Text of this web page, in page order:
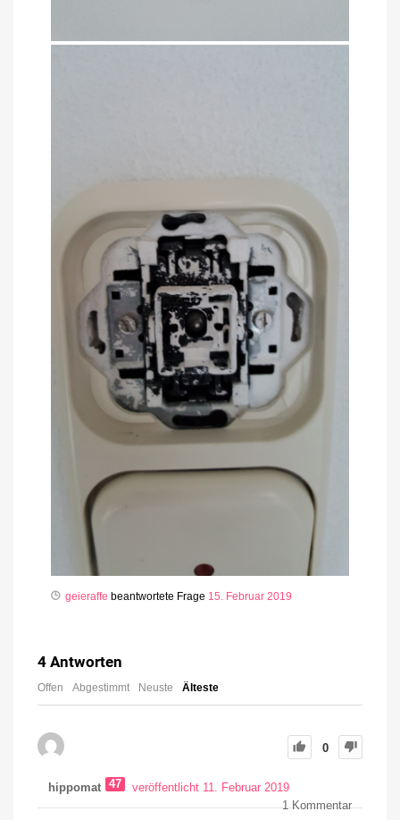
geieraffe beantwortete Frage 15. Februar 2019
4 Antworten
Offen Abgestimmt Neuste Älteste
0
hippomat 47
veröffentlicht 11. Februar 2019
1Kommentar